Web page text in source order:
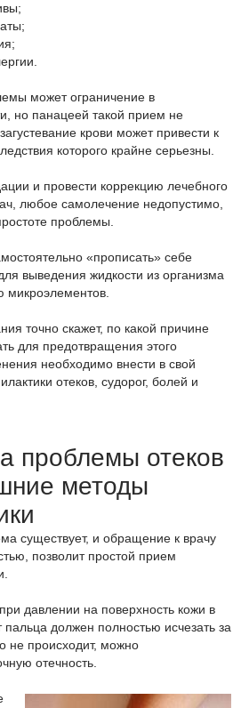
может ограничение в
но панацеей такой прием не
крови может привести к
которого крайне серьезны.
и провести коррекцию лечебного
любое самолечение недопустимо,
проблемы.
«прописать» себе
выведения жидкости из организма
микроэлементов.
точно скажет, по какой причине
для предотвращения этого
необходимо внести в свой
отеков, судорог, болей и
проблемы отеков
методы
существует, и обращение к врачу
позволит простой прием
давлении на поверхность кожи в
пальца должен полностью исчезать за
не происходит, можно
отечность.